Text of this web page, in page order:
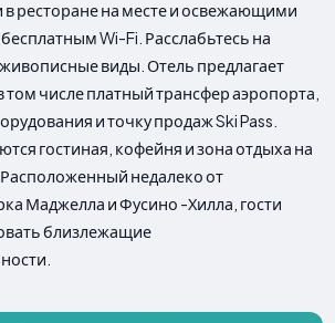
ресторане на месте и освежающими
Wi-Fi. Расслабьтесь на
виды. Отель предлагает
том числе платный трансфер аэропорта,
и точку продаж Ski Pass.
гостиная, кофейня и зона отдыха на
недалеко от
Маджелла и Фусино -Хилла, гости
близлежащие